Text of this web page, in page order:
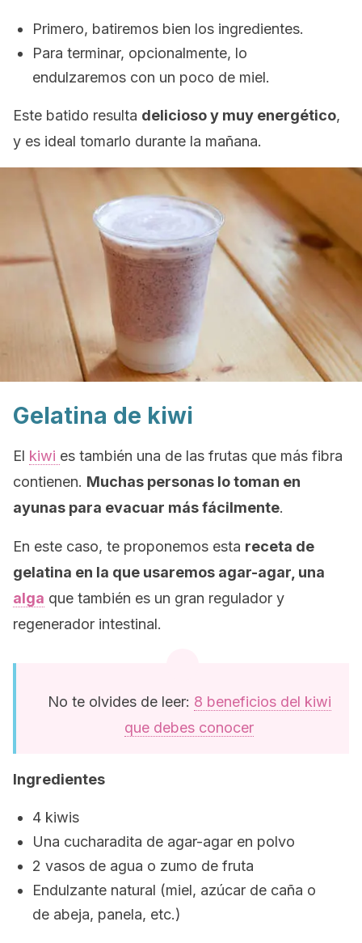
Primero, batiremos bien los ingredientes.
Para terminar, opcionalmente, lo
endulzaremos con un poco de miel.
Este batido resulta delicioso y muy energético,
y es ideal tomarlo durante la mañana.
Gelatina de kiwi
El kiwi es también una de las frutas que más fibra
contienen. Muchas personas lo toman en
ayunas para evacuar más fácilmente.
En este caso, te proponemos esta receta de
gelatina en la que usaremos agar-agar, una
alga que también es un gran regulador y
regenerador intestinal.
No te olvides de leer: 8 beneficios del kiwi
que debes conocer
Ingredientes
4 kiwis
Una cucharadita de agar-agar en polvo
2 vasos de agua o zumo de fruta
Endulzante natural (miel, azúcar de caña o
de abeja, panela, etc.)